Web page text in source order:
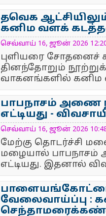
தவெக
கனிம வளக்
செவ்வாய் 16, ஜூன் 2026
புளியரை சோதனைச்
தினந்தோறும்
வாகனங்களில்
பாபநாசம் அணை
எட்டியது -
செவ்வாய் 16, ஜூன் 2026
மேற்கு தொடர்ச்சி
மழையால் பாபநாசம்
எட்டியது. இதனால்
பாளையங்கோட்டை
வேலைவாய்ப்பு :